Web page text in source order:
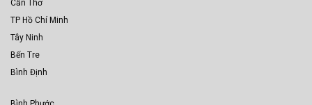
Cần Thơ
TP Hồ Chí Minh
Tây Ninh
Bến Tre
Bình Định